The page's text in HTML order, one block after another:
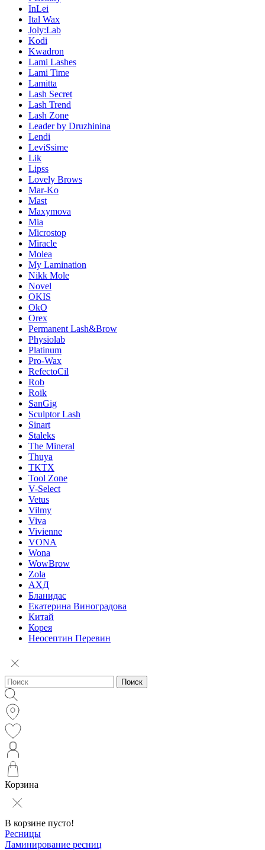
InLei
Ital Wax
Joly:Lab
Kodi
Kwadron
Lami Lashes
Lami Time
Lamitta
Lash Secret
Lash Trend
Lash Zone
Leader by Druzhinina
Lendi
LeviSsime
Lik
Lipss
Lovely Brows
Mar-Ko
Mast
Maxymova
Mia
Microstop
Miracle
Molea
My Lamination
Nikk Mole
Novel
OKIS
OkO
Orex
Permanent Lash&Brow
Physiolab
Platinum
Pro-Wax
RefectoCil
Rob
Roik
SanGig
Sculptor Lash
Sinart
Staleks
The Mineral
Thuya
TKTX
Tool Zone
V-Select
Vetus
Vilmy
Viva
Vivienne
VONA
Wona
WowBrow
Zola
АХД
Бланидас
Екатерина Виноградова
Китай
Корея
Неосептин Перевин
Поиск
Корзина
В корзине пусто!
Ресницы
Ламинирование ресниц